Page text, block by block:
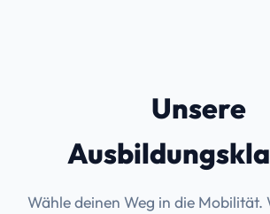
Unsere
Wähle deinen Weg in die Mobilität.